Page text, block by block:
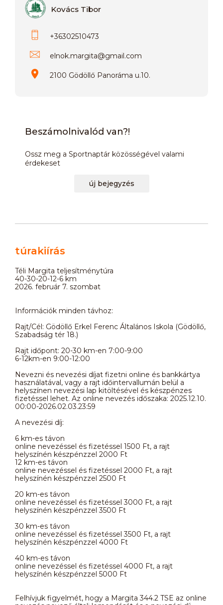
Kovács Tibor
+36302510473
elnok.margita@gmail.com
2100 Gödöllő Panoráma u.10.
Beszámolnivalód van?!
Ossz meg a Sportnaptár közösségével valami
érdekeset
új bejegyzés
túrakiírás
Téli Margita teljesítménytúra
40-30-20-12-6 km
2026. február 7. szombat
Információk minden távhoz:
Rajt/Cél: Gödöllő Erkel Ferenc Általános Iskola (Gödöllő,
Szabadság tér 18.)
Rajt időpont: 20-30 km-en 7:00-9:00
6-12km-en 9:00-12:00
Nevezni és nevezési díjat fizetni online és bankkártya
használatával, vagy a rajt időintervallumán belül a
helyszínen nevezési lap kitöltésével és készpénzes
fizetéssel lehet. Az online nevezés időszaka: 2025.12.10.
00:00-2026.02.03.23:59
A nevezési díj:
6 km-es távon
online nevezéssel és fizetéssel 1500 Ft, a rajt
helyszínén készpénzzel 2000 Ft
12 km-es távon
online nevezéssel és fizetéssel 2000 Ft, a rajt
helyszínén készpénzzel 2500 Ft
20 km-es távon
online nevezéssel és fizetéssel 3000 Ft, a rajt
helyszínén készpénzzel 3500 Ft
30 km-es távon
online nevezéssel és fizetéssel 3500 Ft, a rajt
helyszínén készpénzzel 4000 Ft
40 km-es távon
online nevezéssel és fizetéssel 4000 Ft, a rajt
helyszínén készpénzzel 5000 Ft
Felhívjuk figyelmét, hogy a Margita 344.2 TSE az online